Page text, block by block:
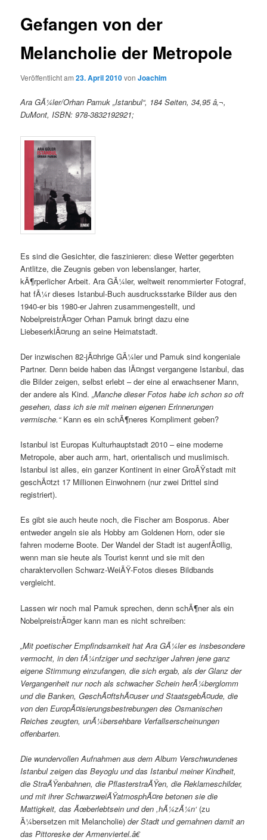
Gefangen von der
Melancholie der Metropole
Veröffentlicht am23. April 2010vonJoachim
Ara GÃ¼ler/Orhan Pamuk „Istanbul“, 184 Seiten, 34,95 â‚¬,
DuMont, ISBN: 978-3832192921;
Es sind die Gesichter, die faszinieren: diese Wetter gegerbten
Antlitze, die Zeugnis geben von lebenslanger, harter,
kÃ¶rperlicher Arbeit. Ara GÃ¼ler, weltweit renommierter Fotograf,
hat fÃ¼r dieses Istanbul-Buch ausdrucksstarke Bilder aus den
1940-er bis 1980-er Jahren zusammengestellt, und
NobelpreistrÃ¤ger Orhan Pamuk bringt dazu eine
LiebeserklÃ¤rung an seine Heimatstadt.
Der inzwischen 82-jÃ¤hrige GÃ¼ler und Pamuk sind kongeniale
Partner. Denn beide haben das lÃ¤ngst vergangene Istanbul, das
die Bilder zeigen, selbst erlebt – der eine al erwachsener Mann,
der andere als Kind.„Manche dieser Fotos habe ich schon so oft
gesehen, dass ich sie mit meinen eigenen Erinnerungen
vermische.“ Kann es ein schÃ¶neres Kompliment geben?
Istanbul ist Europas Kulturhauptstadt 2010 – eine moderne
Metropole, aber auch arm, hart, orientalisch und muslimisch.
Istanbul ist alles, ein ganzer Kontinent in einer GroÃŸstadt mit
geschÃ¤tzt 17 Millionen Einwohnern (nur zwei Drittel sind
registriert).
Es gibt sie auch heute noch, die Fischer am Bosporus. Aber
entweder angeln sie als Hobby am Goldenen Horn, oder sie
fahren moderne Boote. Der Wandel der Stadt ist augenfÃ¤llig,
wenn man sie heute als Tourist kennt und sie mit den
charaktervollen Schwarz-WeiÃŸ-Fotos dieses Bildbands
vergleicht.
Lassen wir noch mal Pamuk sprechen, denn schÃ¶ner als ein
NobelpreistrÃ¤ger kann man es nicht schreiben:
„Mit poetischer Empfindsamkeit hat Ara GÃ¼ler es insbesondere
vermocht, in den fÃ¼nfziger und sechziger Jahren jene ganz
eigene Stimmung einzufangen, die sich ergab, als der Glanz der
Vergangenheit nur noch als schwacher Schein herÃ¼berglomm
und die Banken, GeschÃ¤ftshÃ¤user und StaatsgebÃ¤ude, die
von den EuropÃ¤isierungsbestrebungen des Osmanischen
Reiches zeugten, unÃ¼bersehbare Verfallserscheinungen
offenbarten.
Die wundervollen Aufnahmen aus dem Album Verschwundenes
Istanbulzeigen das Beyoglu und das Istanbul meiner Kindheit,
die StraÃŸenbahnen, die PflasterstraÃŸen, die Reklameschilder,
und mit ihrer SchwarzweiÃŸatmosphÃ¤re betonen sie die
Mattigkeit, das Ãœberlebtsein und den ,hÃ¼zÃ¼n‘ (zu
Ã¼bersetzen mit Melancholie)der Stadt und gemahnen damit an
das Pittoreske der Armenviertel.â€